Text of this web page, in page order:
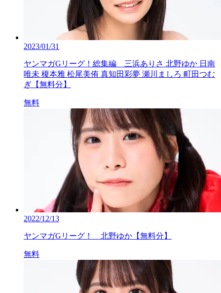
2023/01/31
ヤンマガGリーグ！総集編 三浜ありさ 北野ゆか 日南
唯未 榎本雅 松尾美侑 真知田彩夢 瀬川ましろ 町田つむ
ぎ【無料分】
無料
2022/12/13
ヤンマガGリーグ！ 北野ゆか【無料分】
無料